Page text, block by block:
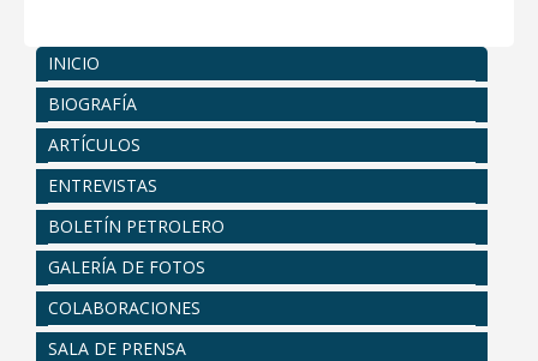
INICIO
BIOGRAFÍA
ARTÍCULOS
ENTREVISTAS
BOLETÍN PETROLERO
GALERÍA DE FOTOS
COLABORACIONES
SALA DE PRENSA